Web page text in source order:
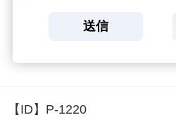
【ID】 P-1220